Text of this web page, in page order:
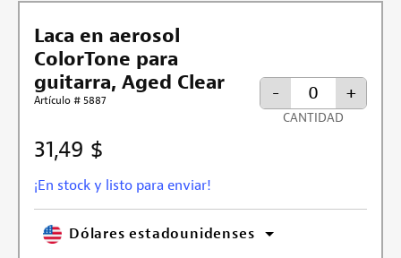
Laca en aerosol
ColorTone para
guitarra, Aged Clear
Artículo # 5887
31,49 $
¡En stock y listo para enviar!
- +
CANTIDAD
Dólares estadounidenses